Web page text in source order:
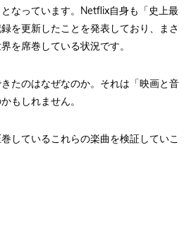
なっています。Netflix自身も「史上最
を更新したことを発表しており、まさ
を席巻している状況です。
たのはなぜなのか。それは「映画と音
もしれません。
しているこれらの楽曲を検証していこ